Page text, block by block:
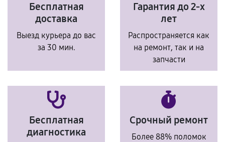
Бесплатная
доставка
Выезд курьера до вас
за 30 мин.
Гарантия до 2-х
лет
Распространяется как
на ремонт, так и на
запчасти
Бесплатная
диагностика
Срочный ремонт
Более 88% поломок